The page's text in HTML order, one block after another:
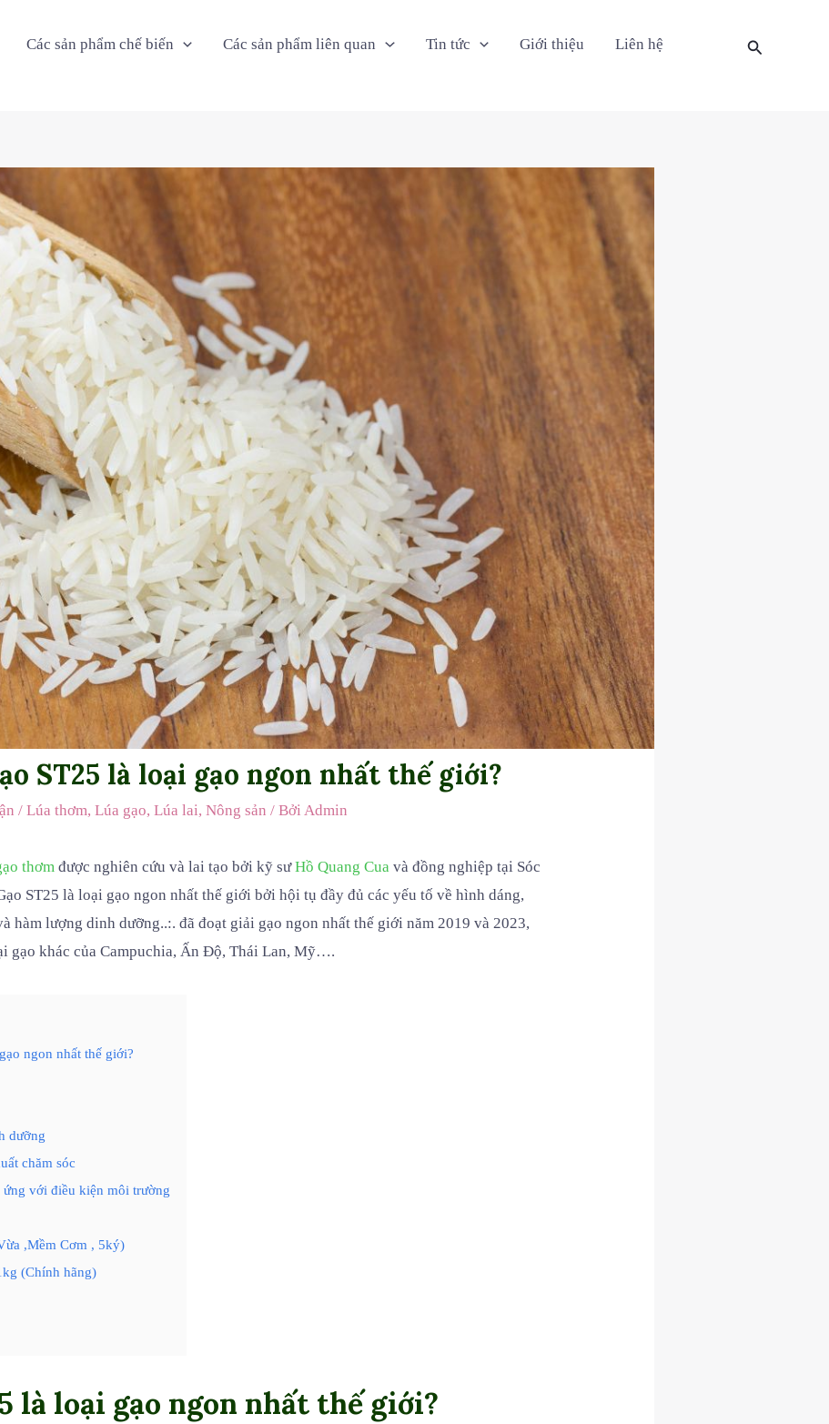
Các sản phẩm chế biến Các sản phẩm liên quan Tin tức Giới thiệu Liên hệ
Tìm
ST25 là loại gạo ngon nhất thế giới?
/Lúa thơm,Lúa gạo,Lúa lai,Nông sản / BởiAdmin
thơm được nghiên cứu và lai tạo bởi kỹ sưHồ Quang Cua và đồng nghiệp tại Sóc
ST25 là loại gạo ngon nhất thế giới bởi hội tụ đầy đủ các yếu tố về hình dáng,
hàm lượng dinh dưỡng..:. đã đoạt giải gạo ngon nhất thế giới năm 2019 và 2023,
gạo khác của Campuchia, Ấn Độ, Thái Lan, Mỹ….
ngon nhất thế giới?
dưỡng
chăm sóc
ứng với điều kiện môi trường
,Mềm Cơm , 5ký)
(Chính hãng)
là loại gạo ngon nhất thế giới?